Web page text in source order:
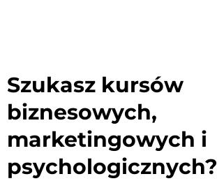
Szukasz kursów
biznesowych,
marketingowych i
psychologicznych?